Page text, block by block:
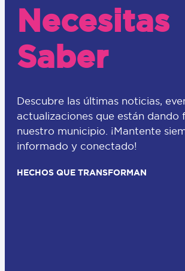
Necesitas
Saber
Descubre las últimas noticias,
actualizaciones que están dando
nuestro municipio. ¡Mantente
informado y conectado!
HECHOS QUE TRANSFORMAN